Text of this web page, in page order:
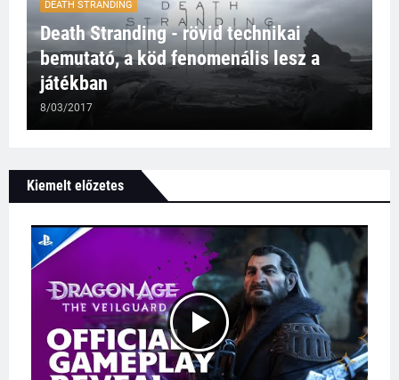
DEATH STRANDING
Death Stranding - rövid technikai
bemutató, a köd fenomenális lesz a
játékban
8/03/2017
Kiemelt előzetes